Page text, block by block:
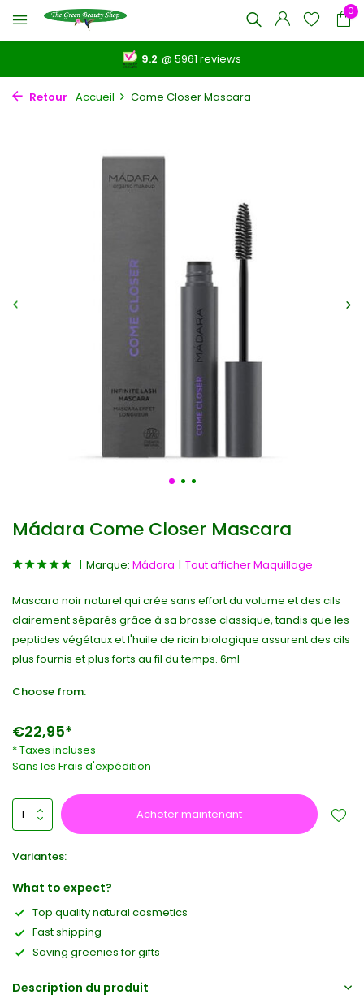
0
9.2 @5961 reviews
Retour Accueil Come Closer Mascara
Mádara Come Closer Mascara
Marque: Mádara Tout afficher Maquillage
Mascara noir naturel qui crée sans effort du volume et des cils
clairement séparés grâce à sa brosse classique, tandis que les
peptides végétaux et l'huile de ricin biologique assurent des cils
plus fournis et plus forts au fil du temps. 6ml
Choose from:
€22,95*
* Taxes incluses
Sans les Frais d'expédition
Acheter maintenant
Variantes:
What to expect?
Top quality natural cosmetics
Fast shipping
Saving greenies for gifts
Description du produit